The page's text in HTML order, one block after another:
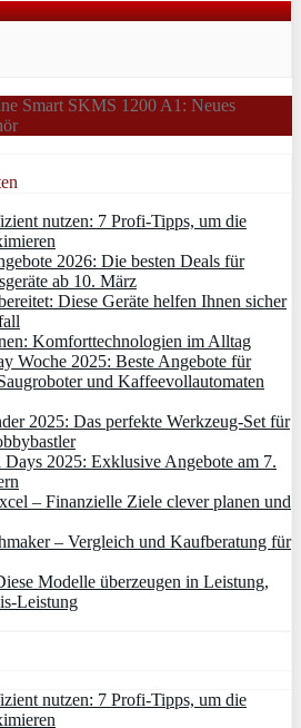
Smart SKMS 1200 A1: Neues
nutzen: 7 Profi-Tipps, um die
2026: Die besten Deals für
ab 10. März
Diese Geräte helfen Ihnen sicher
Komforttechnologien im Alltag
Woche 2025: Beste Angebote für
und Kaffeevollautomaten
2025: Das perfekte Werkzeug-Set für
2025: Exklusive Angebote am 7.
– Finanzielle Ziele clever planen und
– Vergleich und Kaufberatung für
Modelle überzeugen in Leistung,
Leistung
nutzen: 7 Profi-Tipps, um die